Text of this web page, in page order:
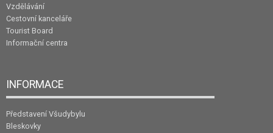
Vzdělávání
Cestovní kanceláře
Tourist Board
Informační centra
INFORMACE
Představení Všudybylu
Bleskovky